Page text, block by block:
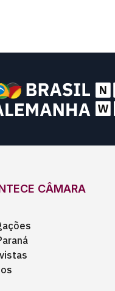
CÂMARA